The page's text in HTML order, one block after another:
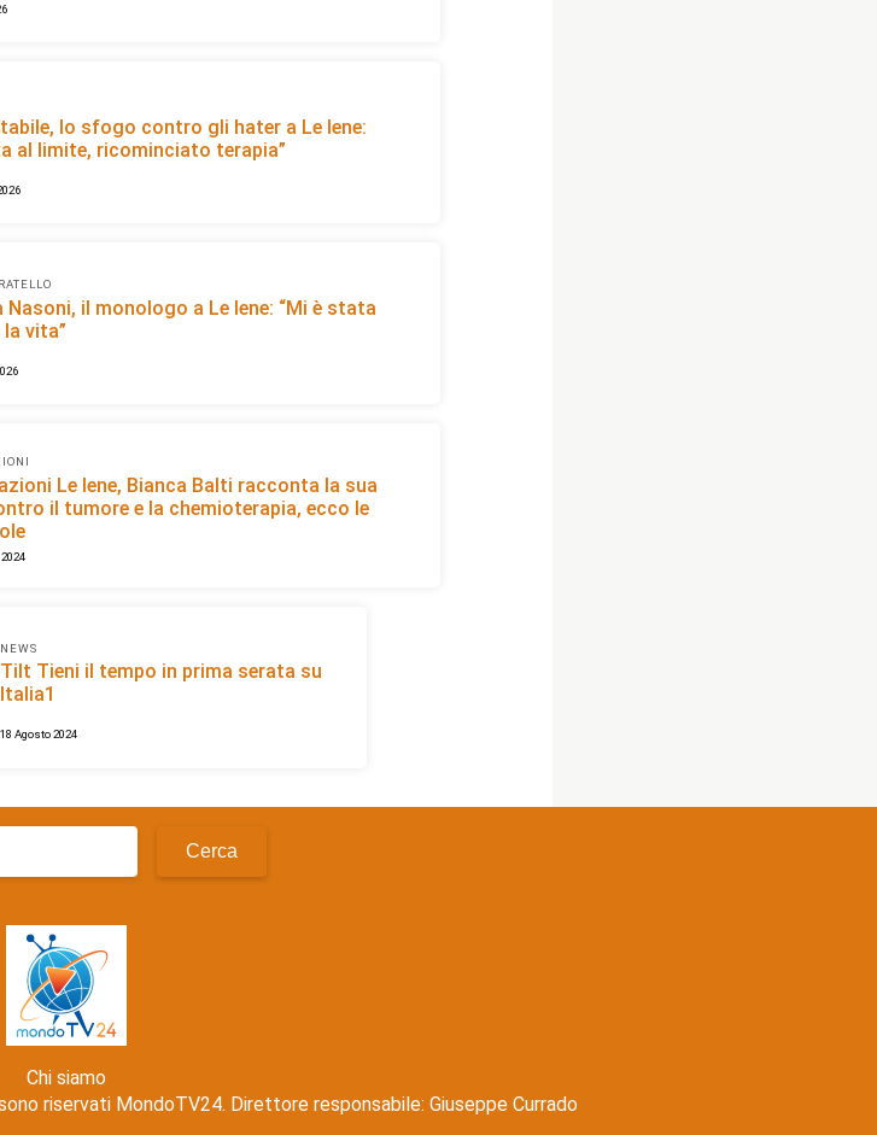
lo sfogo contro gli hater a Le Iene:
al limite, ricominciato terapia”
Nasoni, il monologo a Le Iene: “Mi è stata
vita”
Le Iene, Bianca Balti racconta la sua
il tumore e la chemioterapia, ecco le
NEWS
Tilt Tieni il tempo in prima serata su
Italia1
18 Agosto 2024
Chi siamo
riservati MondoTV24. Direttore responsabile: Giuseppe Currado